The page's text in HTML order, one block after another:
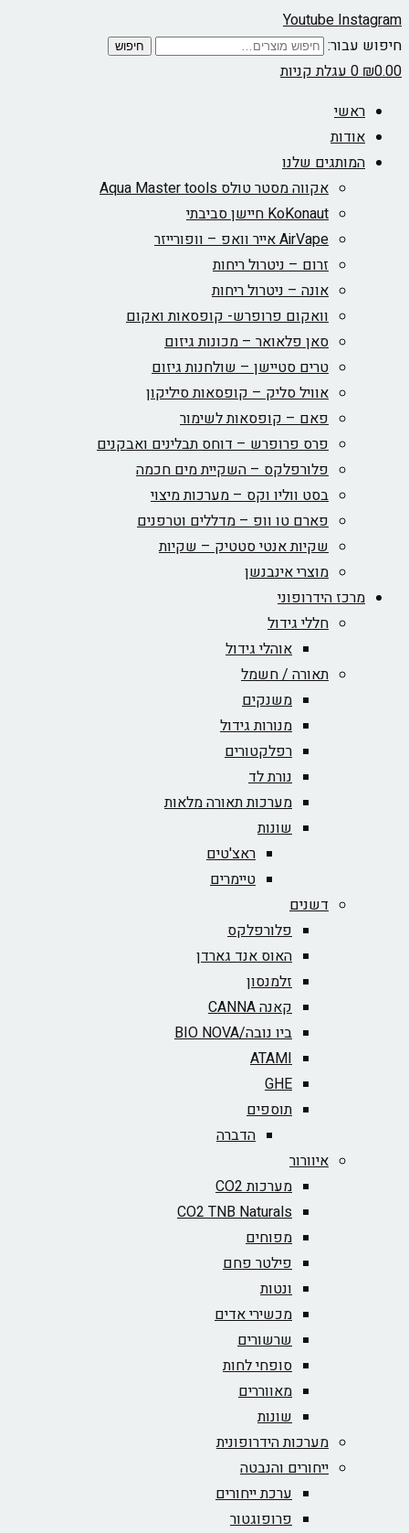
YoutubeInstagram
חיפוש עבור:
חיפוש
₪0.00
0עגלת קניות
ראשי
אודות
המותגים שלנו
אקווה מסטר טולס Aqua Master tools
KoKonaut חיישן סביבתי
AirVape אייר וואפ – וופורייזר
זרום – ניטרול ריחות
אונה – ניטרול ריחות
וואקום פרופרש- קופסאות ואקום
סאן פלאואר – מכונות גיזום
טרים סטיישן – שולחנות גיזום
אוויל סליק – קופסאות סיליקון
פאם – קופסאות לשימור
פרס פרופרש – דוחס תבלינים ואבקנים
פלורפלקס – השקיית מים חכמה
בסט ווליו וקס – מערכות מיצוי
פארם טו וופ – מדללים וטרפנים
שקיות אנטי סטטיק – שקיות
מוצרי אינבנשן
מרכז הידרופוני
חללי גידול
אוהלי גידול
תאורה / חשמל
משנקים
מנורות גידול
רפלקטורים
נורת לד
מערכות תאורה מלאות
שונות
ראצ'טים
טיימרים
דשנים
פלורפלקס
האוס אנד גארדן
זלמנסון
קאנה CANNA
ביו נובה/BIO NOVA‏
ATAMI
GHE
תוספים
הדברה
איוורור
מערכות CO2
CO2 TNB Naturals
מפוחים
פילטר פחם
ונטות
מכשירי אדים
שרשורים
סופחי לחות
מאווררים
שונות
מערכות הידרופונית
ייחורים והנבטה
ערכת ייחורים
פרופוגטור